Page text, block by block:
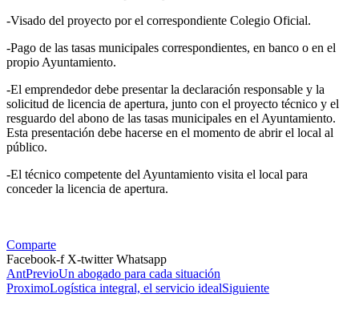
-Visado del proyecto por el correspondiente Colegio Oficial.
-Pago de las tasas municipales correspondientes, en banco o en el
propio Ayuntamiento.
-El emprendedor debe presentar la declaración responsable y la
solicitud de licencia de apertura, junto con el proyecto técnico y el
resguardo del abono de las tasas municipales en el Ayuntamiento.
Esta presentación debe hacerse en el momento de abrir el local al
público.
-El técnico competente del Ayuntamiento visita el local para
conceder la licencia de apertura.
Comparte
Facebook-f X-twitter Whatsapp
AntPrevioUn abogado para cada situación
ProximoLogística integral, el servicio idealSiguiente